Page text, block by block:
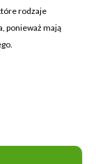
rodzaje
ponieważ mają
cookie